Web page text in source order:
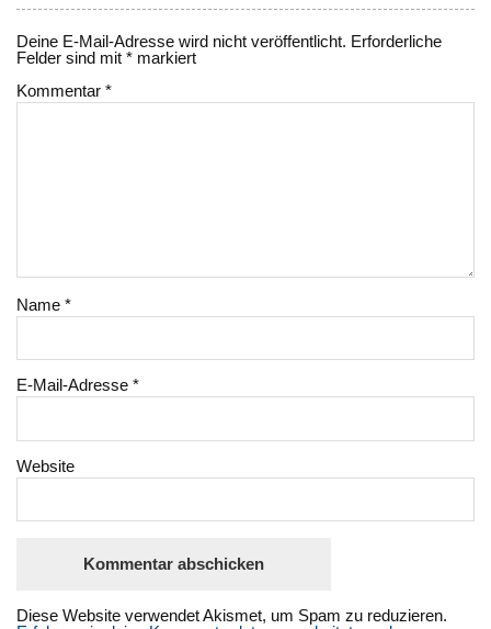
Deine E-Mail-Adresse wird nicht veröffentlicht. Erforderliche
Felder sind mit* markiert
Kommentar*
Name*
E-Mail-Adresse*
Website
Diese Website verwendet Akismet, um Spam zu reduzieren.